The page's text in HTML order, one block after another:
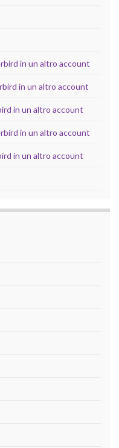
in un altro account
in un altro account
in un altro account
in un altro account
in un altro account